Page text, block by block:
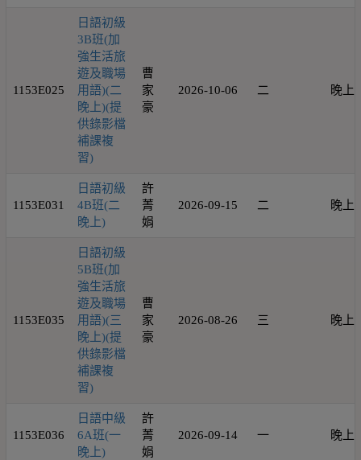
1153E025
日語初級
3B班(加
強生活旅
遊及職場
用語)(二
晚上)(提
供錄影檔
補課複
習)
曹
家
豪
2026-10-06 二 晚上
1153E031
日語初級
4B班(二
晚上)
許
菁
娟
2026-09-15 二 晚上
1153E035
日語初級
5B班(加
強生活旅
遊及職場
用語)(三
晚上)(提
供錄影檔
補課複
習)
曹
家
豪
2026-08-26 三 晚上
1153E036
日語中級
6A班(一
晚上)
許
菁
娟
2026-09-14 一 晚上